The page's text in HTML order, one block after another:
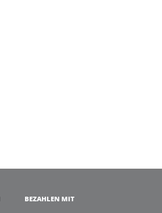
BEZAHLEN MIT